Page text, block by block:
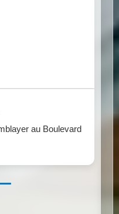
au Boulevard